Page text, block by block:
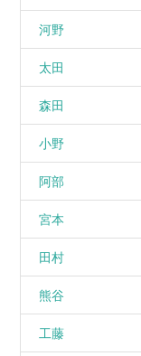
河野
太田
森田
小野
阿部
宮本
田村
熊谷
工藤